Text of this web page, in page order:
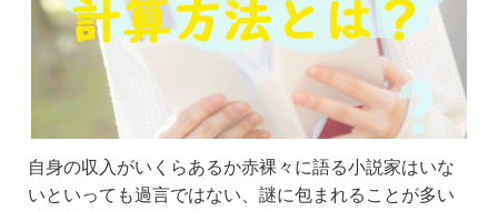
自身の収入がいくらあるか赤裸々に語る小説家はいな
いといっても過言ではない、謎に包まれることが多い